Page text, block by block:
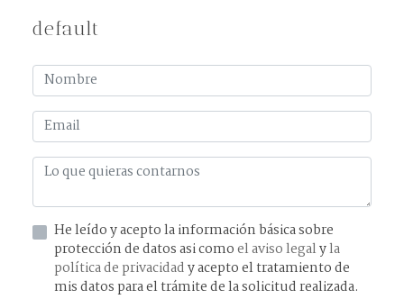
default
He leído y acepto la información básica sobre
protección de datos asi comoel aviso legalyla
política de privacidady acepto el tratamiento de
mis datos para el trámite de la solicitud realizada.